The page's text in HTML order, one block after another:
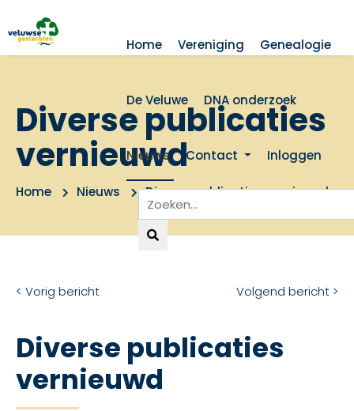
Home Vereniging Genealogie
De Veluwe DNA onderzoek
Nieuws Contact Inloggen
Diverse publicaties
vernieuwd
Home Nieuws Diverse publicaties vernieuwd
< Vorig bericht Volgend bericht >
Diverse publicaties
vernieuwd